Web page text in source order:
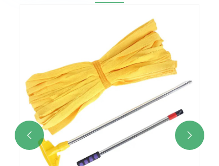
Trapeador industrial de microfibra con
Ver más >>
 